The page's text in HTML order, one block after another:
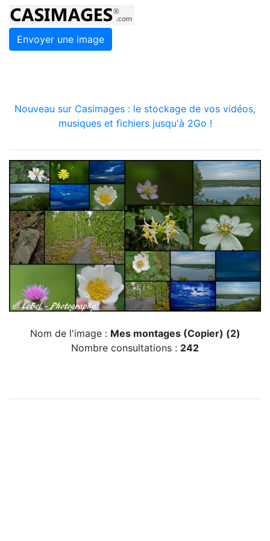
Envoyer une image
Nouveau sur Casimages : le stockage de vos vidéos,
musiques et fichiers jusqu'à 2Go !
Nom de l'image : Mes montages (Copier) (2)
Nombre consultations : 242